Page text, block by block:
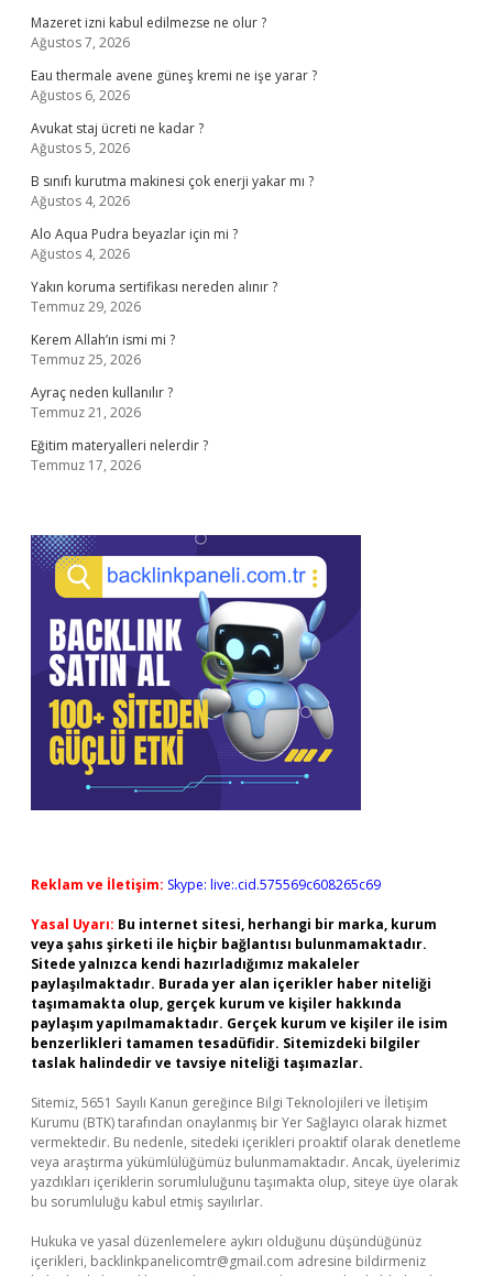
Mazeret izni kabul edilmezse ne olur ?
Ağustos 7, 2026
Eau thermale avene güneş kremi ne işe yarar ?
Ağustos 6, 2026
Avukat staj ücreti ne kadar ?
Ağustos 5, 2026
B sınıfı kurutma makinesi çok enerji yakar mı ?
Ağustos 4, 2026
Alo Aqua Pudra beyazlar için mi ?
Ağustos 4, 2026
Yakın koruma sertifikası nereden alınır ?
Temmuz 29, 2026
Kerem Allah’ın ismi mi ?
Temmuz 25, 2026
Ayraç neden kullanılır ?
Temmuz 21, 2026
Eğitim materyalleri nelerdir ?
Temmuz 17, 2026
Reklam ve İletişim: Skype: live:.cid.575569c608265c69
Yasal Uyarı: Bu internet sitesi, herhangi bir marka, kurum
veya şahıs şirketi ile hiçbir bağlantısı bulunmamaktadır.
Sitede yalnızca kendi hazırladığımız makaleler
paylaşılmaktadır. Burada yer alan içerikler haber niteliği
taşımamakta olup, gerçek kurum ve kişiler hakkında
paylaşım yapılmamaktadır. Gerçek kurum ve kişiler ile isim
benzerlikleri tamamen tesadüfidir. Sitemizdeki bilgiler
taslak halindedir ve tavsiye niteliği taşımazlar.
Sitemiz, 5651 Sayılı Kanun gereğince Bilgi Teknolojileri ve İletişim
Kurumu (BTK) tarafından onaylanmış bir Yer Sağlayıcı olarak hizmet
vermektedir. Bu nedenle, sitedeki içerikleri proaktif olarak denetleme
veya araştırma yükümlülüğümüz bulunmamaktadır. Ancak, üyelerimiz
yazdıkları içeriklerin sorumluluğunu taşımakta olup, siteye üye olarak
bu sorumluluğu kabul etmiş sayılırlar.
Hukuka ve yasal düzenlemelere aykırı olduğunu düşündüğünüz
içerikleri, backlinkpanelicomtr@gmail.com adresine bildirmeniz